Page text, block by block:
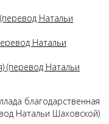
Натальи
Натальи
(перевод Натальи
благодарственная
Натальи Шаховской)